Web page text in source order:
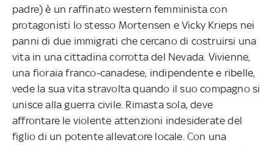
padre) è un raffinato western femminista con
protagonisti lo stesso Mortensen e Vicky Krieps nei
panni di due immigrati che cercano di costruirsi una
vita in una cittadina corrotta del Nevada. Vivienne,
una fioraia franco-canadese, indipendente e ribelle,
vede la sua vita stravolta quando il suo compagno si
unisce alla guerra civile. Rimasta sola, deve
affrontare le violente attenzioni indesiderate del
figlio di un potente allevatore locale. Con una